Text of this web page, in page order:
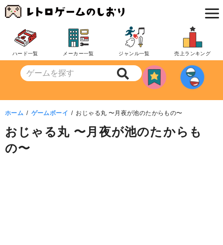
コ
ン
ツ
動
ハード一覧 メーカー一覧 ジャンル一覧 売上ランキング
ホーム ゲームボーイ おじゃる丸 〜月夜が池のたからもの〜
おじゃる丸 〜月夜が池のたからも
の〜